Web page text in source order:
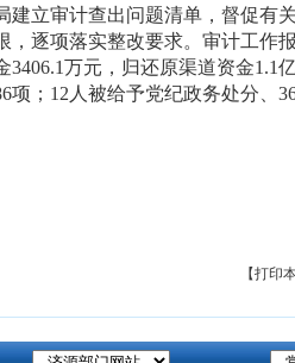
建立审计查出问题清单 ，督促有
， 逐项落实整改要求。 审计工作
3406.1万元，归还原渠道资金1.1
项； 12 人被给予党纪政务处分、
【打印